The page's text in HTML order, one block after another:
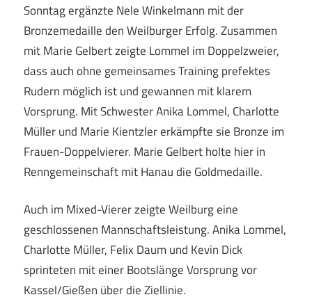
Sonntag ergänzte Nele Winkelmann mit der
Bronzemedaille den Weilburger Erfolg. Zusammen
mit Marie Gelbert zeigte Lommel im Doppelzweier,
dass auch ohne gemeinsames Training prefektes
Rudern möglich ist und gewannen mit klarem
Vorsprung. Mit Schwester Anika Lommel, Charlotte
Müller und Marie Kientzler erkämpfte sie Bronze im
Frauen-Doppelvierer. Marie Gelbert holte hier in
Renngemeinschaft mit Hanau die Goldmedaille.
Auch im Mixed-Vierer zeigte Weilburg eine
geschlossenen Mannschaftsleistung. Anika Lommel,
Charlotte Müller, Felix Daum und Kevin Dick
sprinteten mit einer Bootslänge Vorsprung vor
Kassel/Gießen über die Ziellinie.